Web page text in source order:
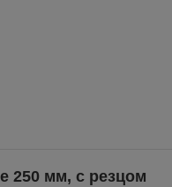
250 мм, с резцом